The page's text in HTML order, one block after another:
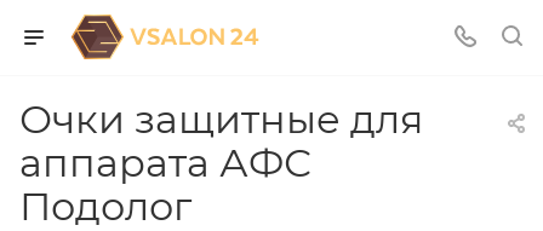
Очки защитные для
аппарата АФС
Подолог